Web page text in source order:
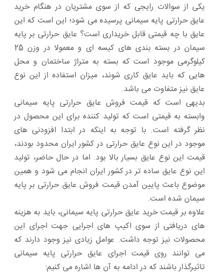
یکی از سوالات رایجی که از سوی مشتریان در هنگام خرید
عایق حرارتی پایه سیمانی پرسیده می شود؛ این است که این
عایق با چه قیمتی قابل خریداری است؟ عایق حرارتی بر پایه
سیمان در بسته بندی های کیسه ای و معمولا در وزن 25
کیلوگرمی موجود است که بسته به متراژ ساختمان و محل
هایی که باید عایق کاری شوند، میزان استفاده از این نوع
عایق نیز متفاوت می باشد.
بدیهی است که قیمت فروش عایق حرارتی پایه سیمانی
وابسته به قیمتی است که تولید کننده برای این محصول در
نظر گرفته است. با توجه به اینکه در ابتدا افزودنی های
موجود در این نوع عایق حرارتی در کشور ایران محدود بودند،
قیمت این نوع عایق بسیار بالا بود. اما در حال حاضر، تولید
این نوع عایق ساده تر در کشور ایران انجام می شود و همین
موضوع باعث پایین آمدن قیمت فروش عایق حرارتی بر پایه
سیمان شده است.
علاوه بر قیمت خرید عایق حرارتی پایه سیمانی، باید به هزینه
های دریافتی از سوی اکیپ های اجرایی جهت اجرای این
محصولات نیز توجه داشت. عوامل زیادی نیز وجود دارند که
می توانند روی قیمت اجرای عایق حرارتی پایه سیمانی
تاثیرگذار باشند که در ادامه به آن ها اشاره می کنیم: